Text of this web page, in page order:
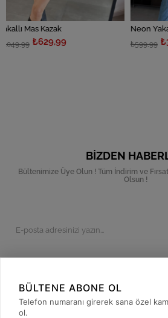
₺359,99
BIZDEN
Bültenimize Üye Olun ! Tüm İndirim ve
Olsun !
Kurumsal
Müşteri İlişkileri
BÜLTENE ABONE OL
Telefon numaranı girerek sana özel
ol.